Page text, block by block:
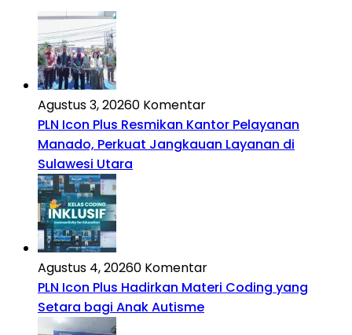
Agustus 3, 20260 Komentar
PLN Icon Plus Resmikan Kantor Pelayanan
Manado, Perkuat Jangkauan Layanan di
Sulawesi Utara
Agustus 4, 20260 Komentar
PLN Icon Plus Hadirkan Materi Coding yang
Setara bagi Anak Autisme